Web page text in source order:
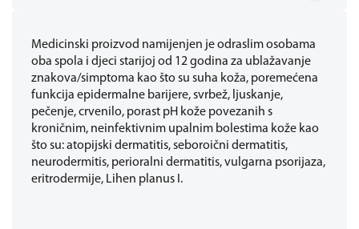
Medicinski proizvod namijenjen je odraslim osobama
oba spola i djeci starijoj od 12 godina za ublažavanje
znakova/simptoma kao što su suha koža, poremećena
funkcija epidermalne barijere, svrbež, ljuskanje,
pečenje, crvenilo, porast pH kože povezanih s
kroničnim, neinfektivnim upalnim bolestima kože kao
što su: atopijski dermatitis, seboroični dermatitis,
neurodermitis, perioralni dermatitis, vulgarna psorijaza,
eritrodermije, Lihen planus I.